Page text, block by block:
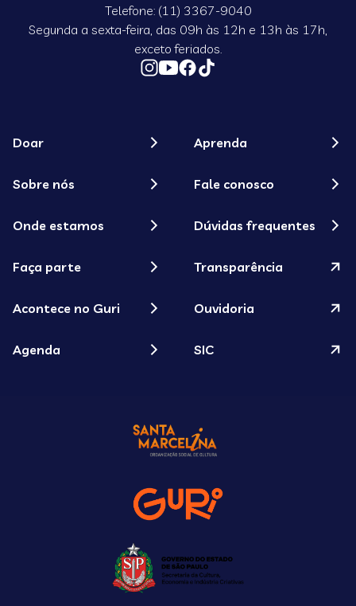
Telefone: (11) 3367-9040
Segunda a sexta-feira, das 09h às 12h e 13h às 17h,
exceto feriados.
Doar
Sobre nós
Onde estamos
Faça parte
Acontece no Guri
Agenda
Aprenda
Fale conosco
Dúvidas frequentes
Transparência
Ouvidoria
SIC